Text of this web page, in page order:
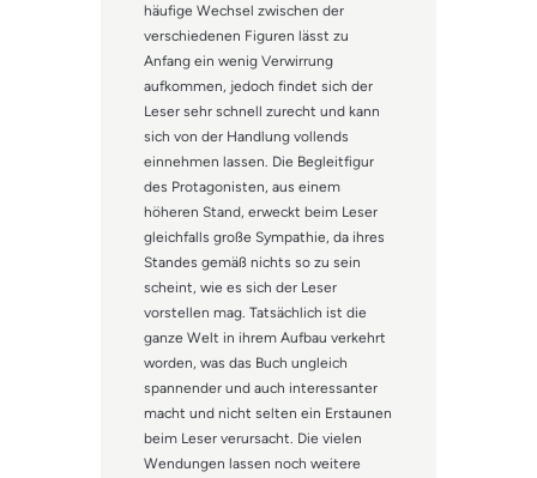
häufige Wechsel zwischen der
verschiedenen Figuren lässt zu
Anfang ein wenig Verwirrung
aufkommen, jedoch findet sich der
Leser sehr schnell zurecht und kann
sich von der Handlung vollends
einnehmen lassen. Die Begleitfigur
des Protagonisten, aus einem
höheren Stand, erweckt beim Leser
gleichfalls große Sympathie, da ihres
Standes gemäß nichts so zu sein
scheint, wie es sich der Leser
vorstellen mag. Tatsächlich ist die
ganze Welt in ihrem Aufbau verkehrt
worden, was das Buch ungleich
spannender und auch interessanter
macht und nicht selten ein Erstaunen
beim Leser verursacht. Die vielen
Wendungen lassen noch weitere